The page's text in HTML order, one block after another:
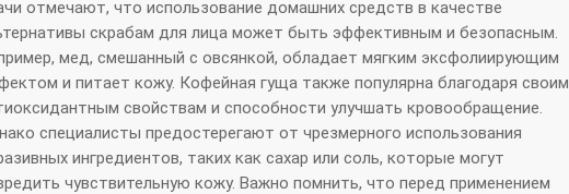
отмечают, что использование домашних средств в качестве
скрабам для лица может быть эффективным и безопасным.
мед, смешанный с овсянкой, обладает мягким эксфолиирующим
и питает кожу. Кофейная гуща также популярна благодаря своим
свойствам и способности улучшать кровообращение.
специалисты предостерегают от чрезмерного использования
ингредиентов, таких как сахар или соль, которые могут
чувствительную кожу. Важно помнить, что перед применением